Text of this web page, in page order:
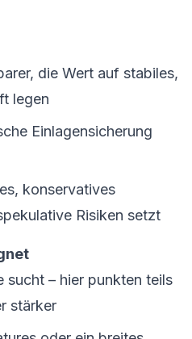
die Wert auf stabiles,
legen
Einlagensicherung
konservatives
Risiken setzt
sucht – hier punkten teils
stärker